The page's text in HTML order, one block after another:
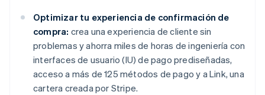
Optimizar tu experiencia de confirmación de
compra: crea una experiencia de cliente sin
problemas y ahorra miles de horas de ingeniería con
interfaces de usuario (IU) de pago prediseñadas,
acceso a más de 125 métodos de pago y a Link, una
cartera creada por Stripe.